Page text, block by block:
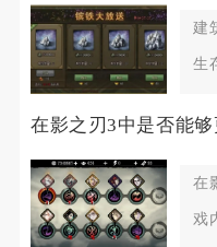
建
生
在影之刃3中是否能
在
戏